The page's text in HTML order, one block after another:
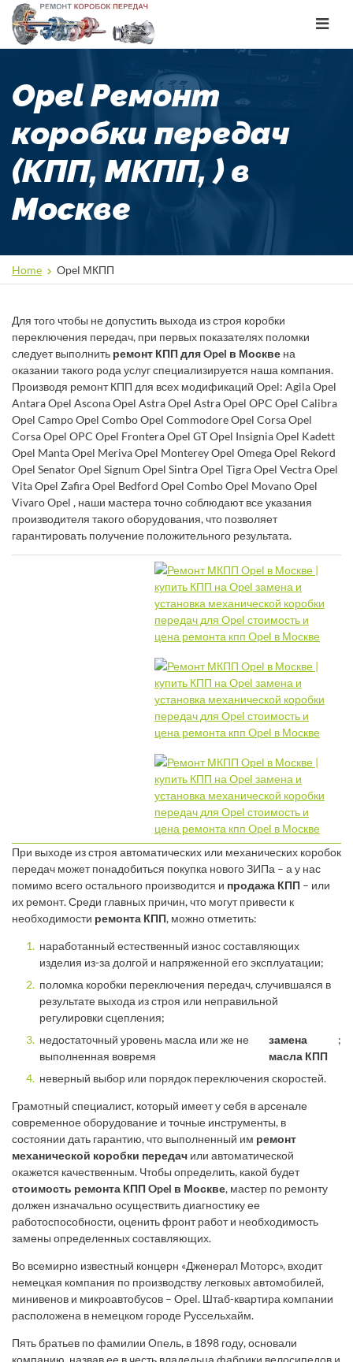
Toggle
Opel Ремонт
коробки передач
(КПП, МКПП, ) в
Москве
Home Opel МКПП
Для того чтобы не допустить выхода из строя коробки
переключения передач, при первых показателях поломки
следует выполнить ремонт КПП для Opel в Москве на
оказании такого рода услуг специализируется наша компания.
Производя ремонт КПП для всех модификаций Opel: Agila Opel
Antara Opel Ascona Opel Astra Opel Astra Opel OPC Opel Calibra
Opel Campo Opel Combo Opel Commodore Opel Corsa Opel
Corsa Opel OPC Opel Frontera Opel GT Opel Insignia Opel Kadett
Opel Manta Opel Meriva Opel Monterey Opel Omega Opel Rekord
Opel Senator Opel Signum Opel Sintra Opel Tigra Opel Vectra Opel
Vita Opel Zafira Opel Bedford Opel Combo Opel Movano Opel
Vivaro Opel , наши мастера точно соблюдают все указания
производителя такого оборудования, что позволяет
гарантировать получение положительного результата.
При выходе из строя автоматических или механических коробок
передач может понадобиться покупка нового ЗИПа – а у нас
помимо всего остального производится и продажа КПП – или
их ремонт. Среди главных причин, что могут привести к
необходимости ремонта КПП, можно отметить:
наработанный естественный износ составляющих
изделия из-за долгой и напряженной его эксплуатации;
поломка коробки переключения передач, случившаяся в
результате выхода из строя или неправильной
регулировки сцепления;
недостаточный уровень масла или же не
выполненная вовремя
замена
масла КПП
;
неверный выбор или порядок переключения скоростей.
Грамотный специалист, который имеет у себя в арсенале
современное оборудование и точные инструменты, в
состоянии дать гарантию, что выполненный им ремонт
механической коробки передач или автоматической
окажется качественным. Чтобы определить, какой будет
стоимость ремонта КПП Opel в Москве, мастер по ремонту
должен изначально осуществить диагностику ее
работоспособности, оценить фронт работ и необходимость
замены определенных составляющих.
Во всемирно известный концерн «Дженерал Моторс», входит
немецкая компания по производству легковых автомобилей,
минивенов и микроавтобусов – Opel. Штаб-квартира компании
расположена в немецком городе Руссельхайм.
Пять братьев по фамилии Опель, в 1898 году, основали